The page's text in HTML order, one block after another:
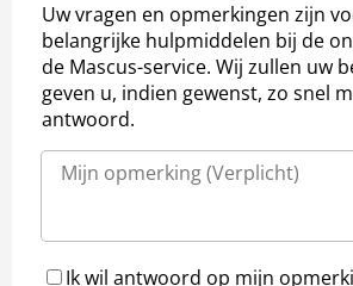
Uw vragen en opmerkingen zijn
belangrijke hulpmiddelen bij de
de Mascus-service. Wij zullen uw
geven u, indien gewenst, zo snel
antwoord.
Ik wil antwoord op mijn